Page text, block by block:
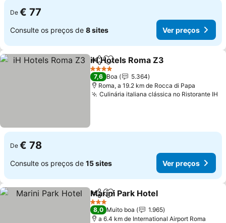
De € 77
Consulte os preços de 8 sites Ver preços
PartilharAdicionar aos favoritos
iH Hotels Roma Z3
4 Estrelas
7,6 Boa
5.364
Roma, a 19.2 km de Rocca di Papa
Culinária italiana clássica no Ristorante IH
De € 78
Consulte os preços de 15 sites Ver preços
PartilharAdicionar aos favoritos
Marini Park Hotel
3 Estrelas
8,0 Muito boa
1.965
a 6.4 km de International Airport Roma